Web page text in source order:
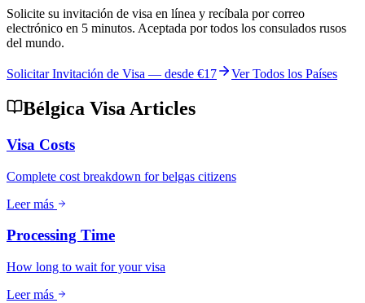
Solicite su invitación de visa en línea y recíbala por correo
electrónico en 5 minutos. Aceptada por todos los consulados rusos
del mundo.
Solicitar Invitación de Visa — desde €17 Ver Todos los Países
Bélgica Visa Articles
Visa Costs
Complete cost breakdown for belgas citizens
Leer más
Processing Time
How long to wait for your visa
Leer más